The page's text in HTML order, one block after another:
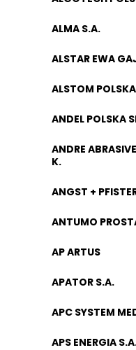
ALMA S.A.
ALSTAR EWA
ALSTOM
ANDEL POLSKA
ANDRE
K.
ANGST +
ANTUMO
AP ARTUS
APATOR S.A.
APC SYSTEM
APS ENERGIA